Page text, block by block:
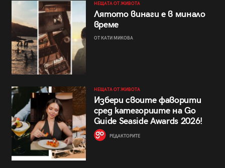
НЕЩАТА ОТ ЖИВОТА
Лятото винаги е в минало
време
ОТ КАТИ МИКОВА
НЕЩАТА ОТ ЖИВОТА
Избери своите фаворити
сред категориите на Go
Guide Seaside Awards 2026!
РЕДАКТОРИТЕ